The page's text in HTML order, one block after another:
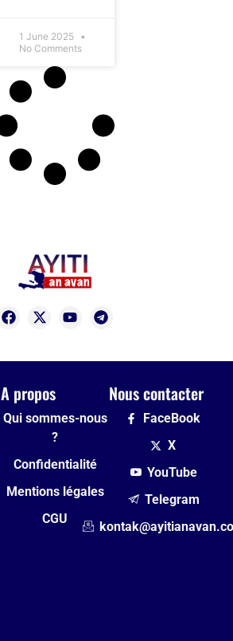
1 June 2025
No Comments
A propos
Qui sommes-nous
?
Confidentialité
Mentions légales
CGU
Nous contacter
FaceBook
X
YouTube
Telegram